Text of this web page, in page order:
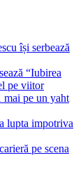
își serbează
“Iubirea
pe viitor
mai pe un yaht
lupta impotriva
pe scena